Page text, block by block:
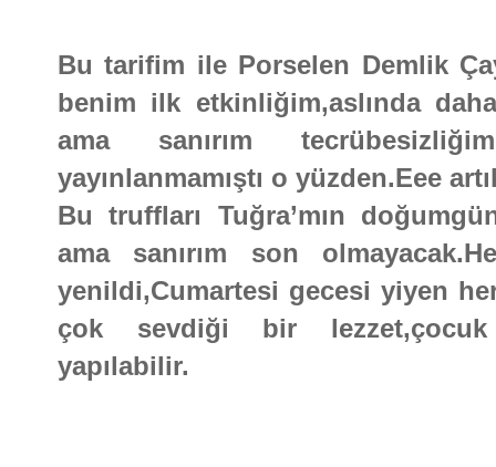
Bu tarifim ile Porselen Demlik
benim ilk etkinliğim,aslında
ama sanırım
yayınlanmamıştı o yüzden.Eee
Bu truffları Tuğra’mın
ama sanırım son
yenildi,Cumartesi gecesi yiyen
çok sevdiği bir lezzet,çocuk
yapılabilir.